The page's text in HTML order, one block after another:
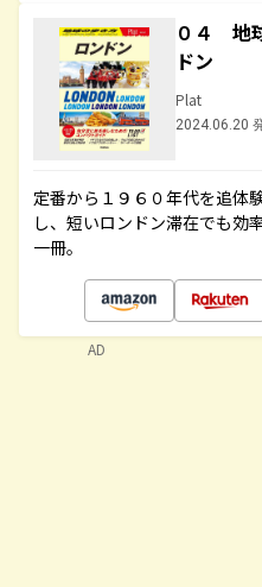
０４ 地
ドン
Plat
2024.06.20
定番から１９６０年代を追体
し、短いロンドン滞在でも効
一冊。
AD